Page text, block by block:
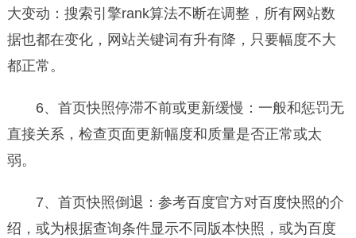
大变动：搜索引擎rank算法不断在调整，所有网站数
据也都在变化，网站关键词有升有降，只要幅度不大
都正常。
6、首页快照停滞不前或更新缓慢：一般和惩罚无
直接关系，检查页面更新幅度和质量是否正常或太
弱。
7、首页快照倒退：参考百度官方对百度快照的介
绍，或为根据查询条件显示不同版本快照，或为百度